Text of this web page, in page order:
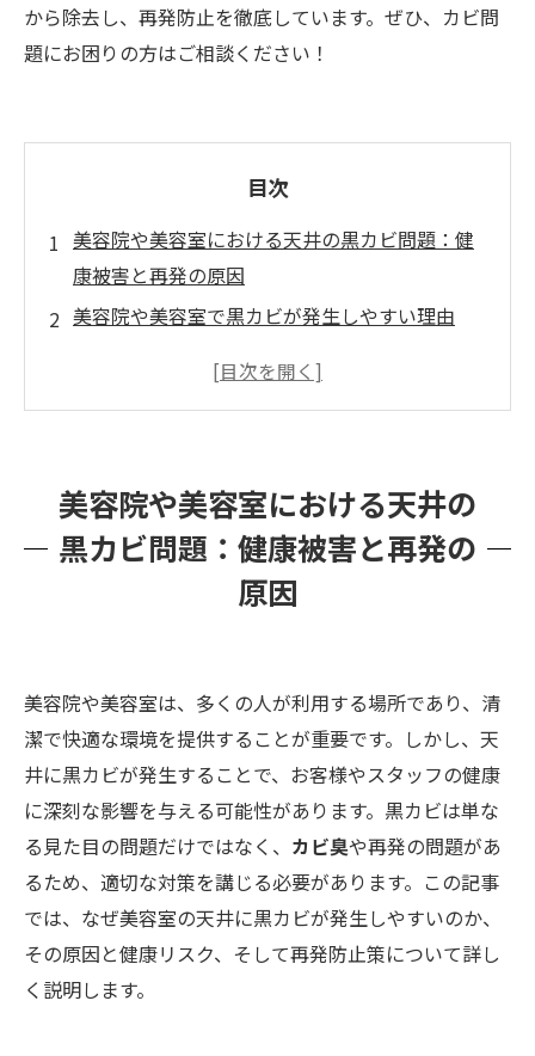
から除去し、再発防止を徹底しています。ぜひ、カビ問
題にお困りの方はご相談ください！
目次
美容院や美容室における天井の黒カビ問題：健
康被害と再発の原因
美容院や美容室で黒カビが発生しやすい理由
黒カビが健康に与える影響
まとめ
美容院や美容室における天井の
黒カビ問題：健康被害と再発の
原因
美容院や美容室は、多くの人が利用する場所であり、清
潔で快適な環境を提供することが重要です。しかし、天
井に黒カビが発生することで、お客様やスタッフの健康
に深刻な影響を与える可能性があります。黒カビは単な
る見た目の問題だけではなく、 カビ臭や再発の問題があ
るため、適切な対策を講じる必要があります。この記事
では、なぜ美容室の天井に黒カビが発生しやすいのか、
その原因と健康リスク、そして再発防止策について詳し
く説明します。